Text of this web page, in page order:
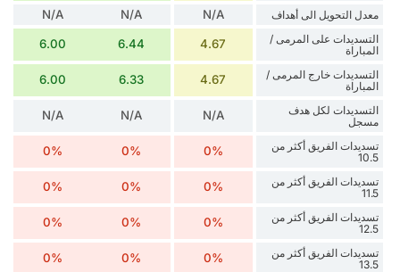
معدل التحويل الى أهداف N/A
N/A
N/A
التسديدات على المرمى /
المباراة
4.67
6.44
6.00
التسديدات خارج المرمى /
المباراة
4.67
6.33
6.00
التسديدات لكل هدف
مسجل
N/A
N/A
N/A
تسديدات الفريق أكثر من
10.5
0%
0%
0%
تسديدات الفريق أكثر من
11.5
0%
0%
0%
تسديدات الفريق أكثر من
12.5
0%
0%
0%
تسديدات الفريق أكثر من
13.5
0%
0%
0%